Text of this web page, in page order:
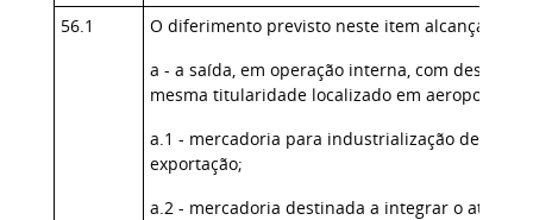
56.1
O diferimento previsto neste item alcança
a - a saída, em operação interna, com destino
mesma titularidade localizado em aeroporto
a.1 - mercadoria para industrialização de
exportação;
a.2 - mercadoria destinada a integrar o ativo